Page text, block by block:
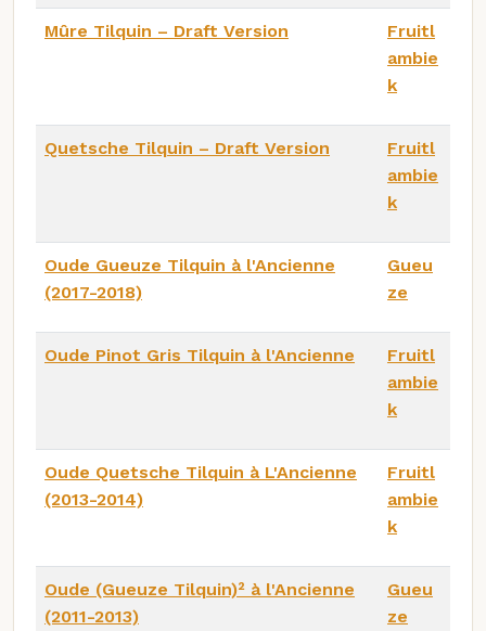
Mûre Tilquin – Draft Version
Fruitl
ambie
k
Quetsche Tilquin – Draft Version
Fruitl
ambie
k
Oude Gueuze Tilquin à l'Ancienne
(2017-2018)
Gueu
ze
Oude Pinot Gris Tilquin à l'Ancienne
Fruitl
ambie
k
Oude Quetsche Tilquin à L'Ancienne
(2013-2014)
Fruitl
ambie
k
Oude (Gueuze Tilquin)² à l'Ancienne
(2011-2013)
Gueu
ze